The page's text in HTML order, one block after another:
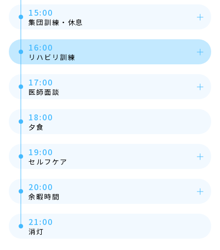
15:00
集団訓練・休息
16:00
リハビリ訓練
17:00
医師面談
18:00
夕食
19:00
セルフケア
20:00
余暇時間
21:00
消灯